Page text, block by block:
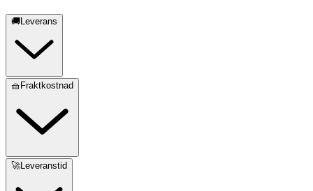
🚚Leverans
🧺Fraktkostnad
🚀Leveranstid